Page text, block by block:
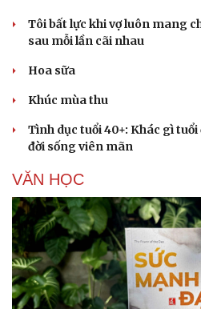
Tôi bất lực khi vợ luôn mang
sau mỗi lần cãi nhau
Hoa sữa
Khúc mùa thu
Tình dục tuổi 40+: Khác gì
đời sống viên mãn
VĂN HỌC